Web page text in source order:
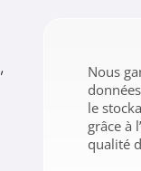
Nous
le
grâce à
qualité